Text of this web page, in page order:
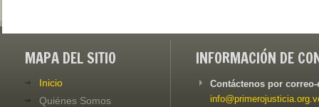
MAPA DEL SITIO
Inicio
Quiénes Somos
INFORMACIÓN DE
Contáctenos por